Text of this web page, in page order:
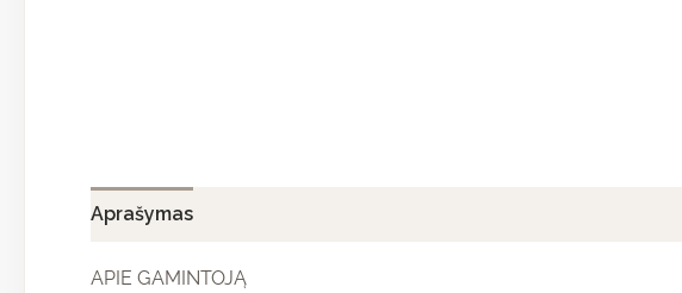
Aprašymas
APIE GAMINTOJĄ